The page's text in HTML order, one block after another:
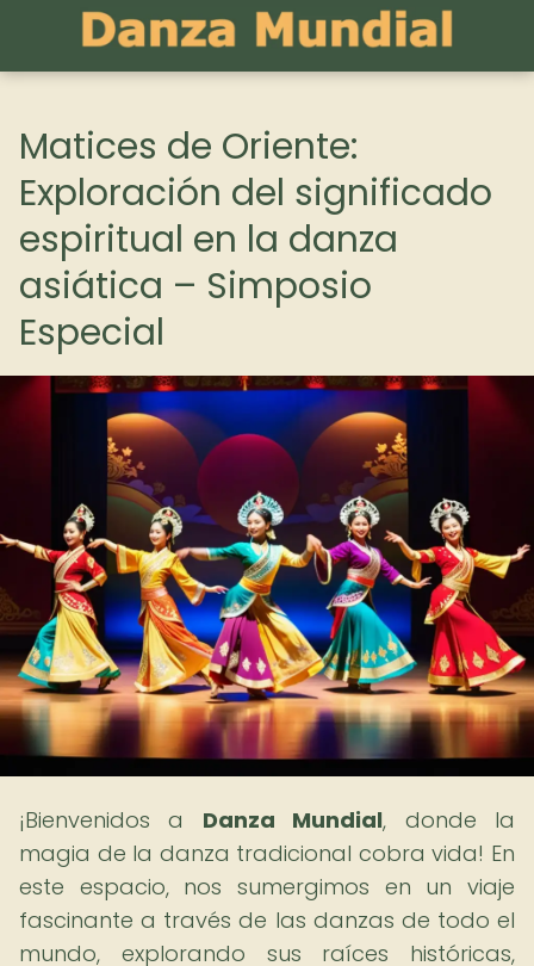
Matices de Oriente:
Exploración del significado
espiritual en la danza
asiática – Simposio
Especial
¡Bienvenidos a Danza Mundial, donde la
magia de la danza tradicional cobra vida! En
este espacio, nos sumergimos en un viaje
fascinante a través de las danzas de todo el
mundo, explorando sus raíces históricas,